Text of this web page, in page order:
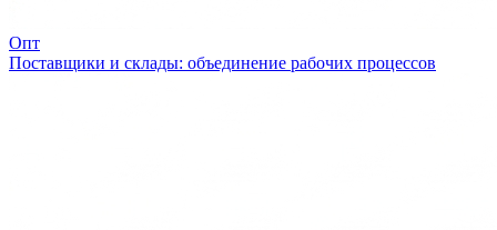
Опт
Поставщики и склады: объединение рабочих процессов